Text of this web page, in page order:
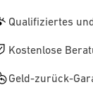
Qualifiziertes
Kostenlose
Geld-zurück-